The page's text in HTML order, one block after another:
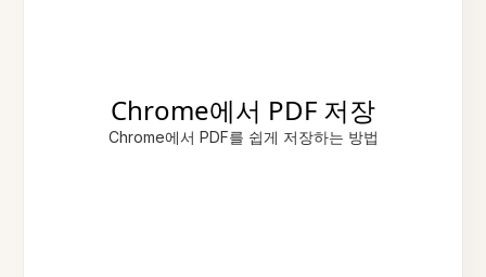
Chrome에서 PDF 저장
Chrome에서 PDF를 쉽게 저장하는 방법